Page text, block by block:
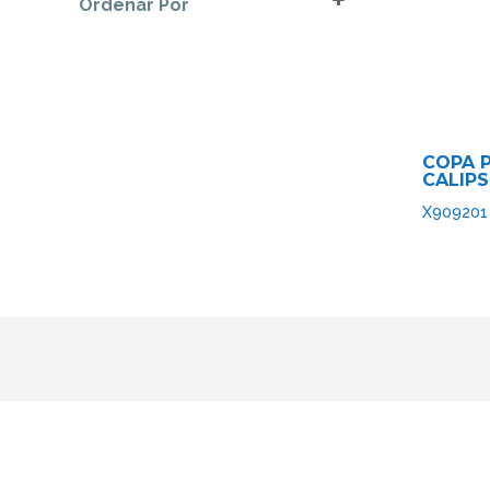
Ordenar Por
COPA
X909201